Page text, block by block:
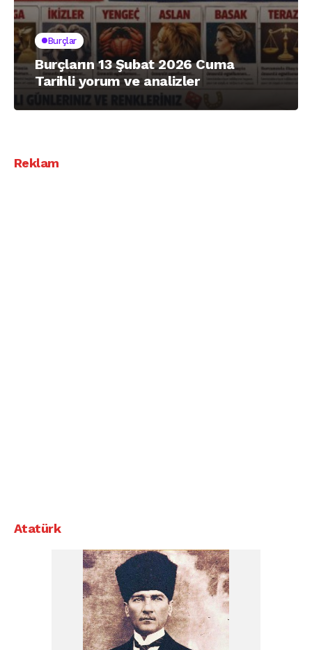
Burçlar
Burçların 13 Şubat 2026 Cuma
Tarihli yorum ve analizler
Reklam
Atatürk